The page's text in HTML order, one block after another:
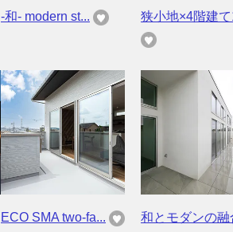
-和- modern st... 狭小地×4階建
ECO SMA two-fa...
和とモダンの融